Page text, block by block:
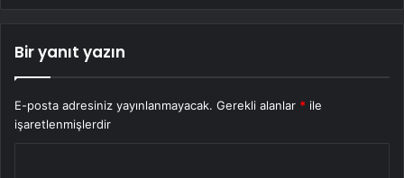
Bir yanıt yazın
E-posta adresiniz yayınlanmayacak. Gerekli alanlar * ile
işaretlenmişlerdir